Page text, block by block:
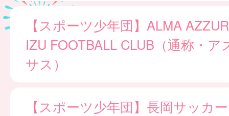
【スポーツ少年団】ALMA
IZU FOOTBALL CLUB（通称・
サス）
【スポーツ少年団】長岡サッカー